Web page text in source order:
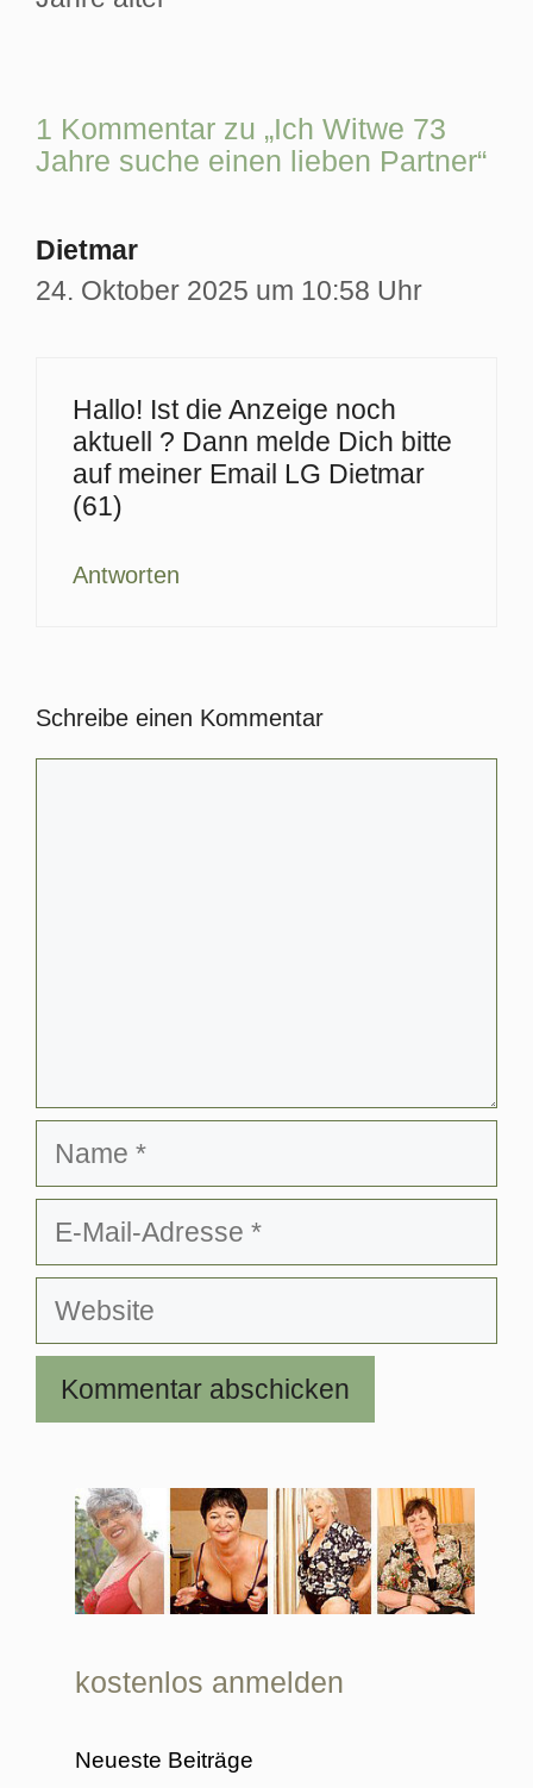
1 Kommentar zu „Ich Witwe 73
Jahre suche einen lieben Partner“
Dietmar
24. Oktober 2025 um 10:58 Uhr
Hallo! Ist die Anzeige noch
aktuell ? Dann melde Dich bitte
auf meiner Email LG Dietmar
(61)
Antworten
Schreibe einen Kommentar
Mail-
Adresse
Website
kostenlos anmelden
Neueste Beiträge